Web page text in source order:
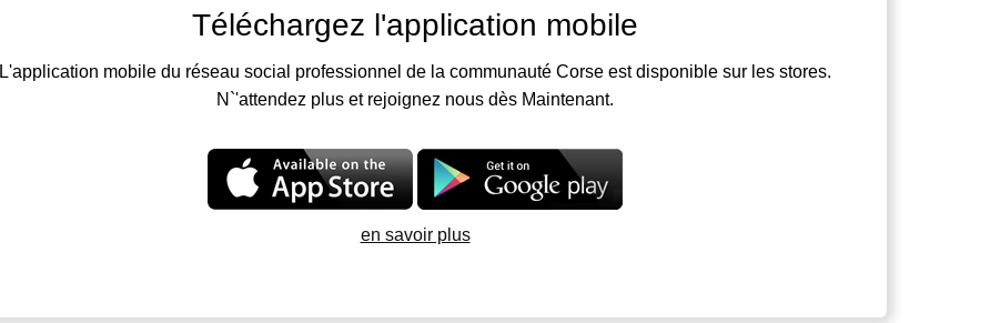
Téléchargez l'application mobile
L'application mobile du réseau social professionnel de la communauté Corse est disponible sur les stores.
N`'attendez plus et rejoignez nous dès Maintenant.
en savoir plus